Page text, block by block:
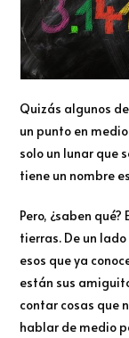
Quizás algunos
un punto en
solo un lunar que
tiene un nombre
Pero, ¿saben
tierras. De un
esos que ya
están sus
contar cosas que
hablar de medio